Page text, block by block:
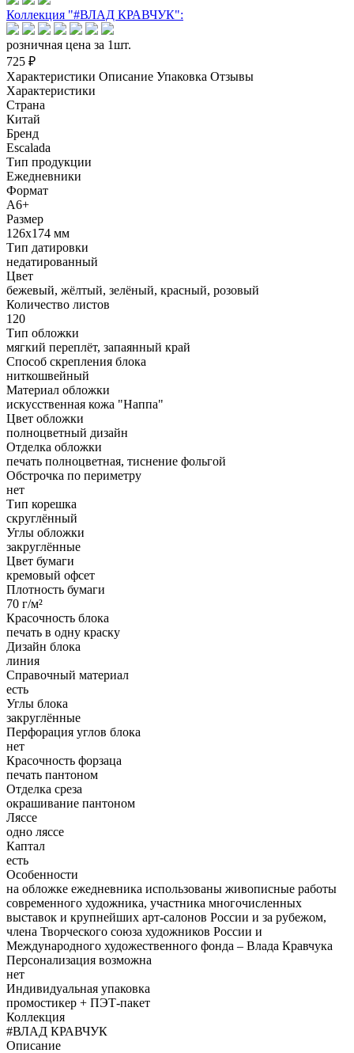
Коллекция "#ВЛАД КРАВЧУК":
розничная цена за 1шт.
725 ₽
Характеристики Описание Упаковка Отзывы
Характеристики
Страна
Китай
Бренд
Escalada
Тип продукции
Ежедневники
Формат
А6+
Размер
126х174 мм
Тип датировки
недатированный
Цвет
бежевый, жёлтый, зелёный, красный, розовый
Количество листов
120
Тип обложки
мягкий переплёт, запаянный край
Способ скрепления блока
ниткошвейный
Материал обложки
искусственная кожа "Наппа"
Цвет обложки
полноцветный дизайн
Отделка обложки
печать полноцветная, тиснение фольгой
Обстрочка по периметру
нет
Тип корешка
скруглённый
Углы обложки
закруглённые
Цвет бумаги
кремовый офсет
Плотность бумаги
70 г/м²
Красочность блока
печать в одну краску
Дизайн блока
линия
Справочный материал
есть
Углы блока
закруглённые
Перфорация углов блока
нет
Красочность форзаца
печать пантоном
Отделка среза
окрашивание пантоном
Ляссе
одно ляссе
Каптал
есть
Особенности
на обложке ежедневника использованы живописные работы
современного художника, участника многочисленных
выставок и крупнейших арт-салонов России и за рубежом,
члена Творческого союза художников России и
Международного художественного фонда – Влада Кравчука
Персонализация возможна
нет
Индивидуальная упаковка
промостикер + ПЭТ-пакет
Коллекция
#ВЛАД КРАВЧУК
Описание